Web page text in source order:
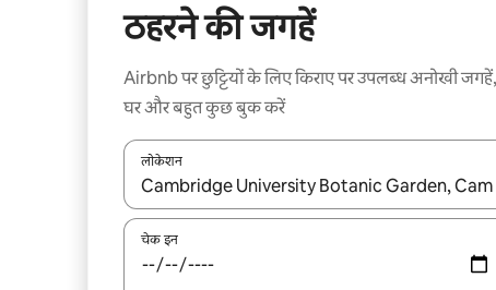
ठहरने की जगहें
Airbnb पर छुट्टियों के लिए किराए पर उपलब्ध अनोखी जगहें,
घर और बहुत कुछ बुक करें
लोकेशन
नतीजों के उपलब्ध होने पर, अप और डाउन 'ऐरो की' का
चेक इन